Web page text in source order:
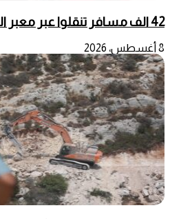
42 الف مسافر تنقلوا عبر معبر الكرامة الأسبوع الماضي
8 أغسطس، 2026